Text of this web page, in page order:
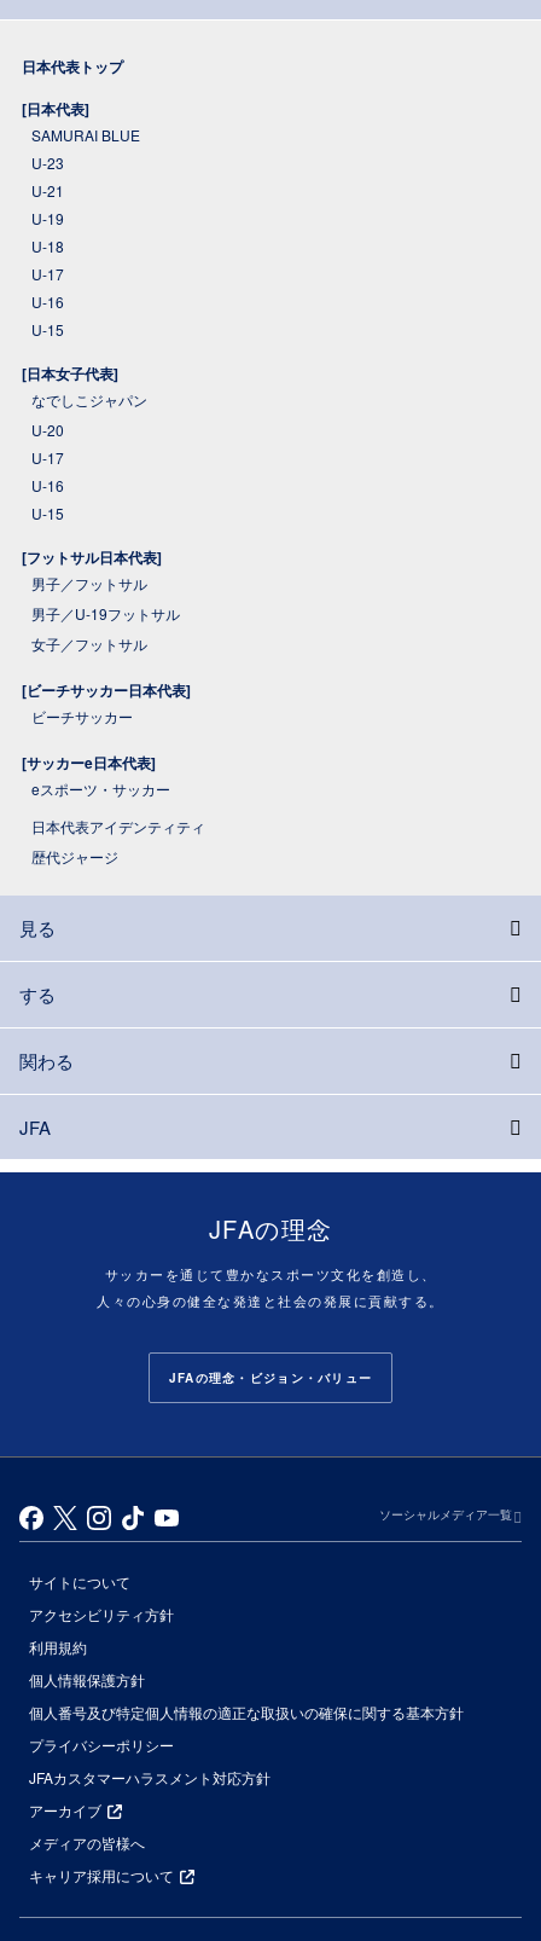
日本代表トップ
[日本代表]
SAMURAI BLUE
U-23
U-21
U-19
U-18
U-17
U-16
U-15
[日本女子代表]
なでしこジャパン
U-20
U-17
U-16
U-15
[フットサル日本代表]
男子／フットサル
男子／U-19フットサル
女子／フットサル
[ビーチサッカー日本代表]
ビーチサッカー
[サッカーe日本代表]
eスポーツ・サッカー
日本代表アイデンティティ
歴代ジャージ
見る
する
関わる
JFA
JFAの理念
サッカーを通じて豊かなスポーツ文化を創造し、
人々の心身の健全な発達と社会の発展に貢献する。
JFAの理念・ビジョン・バリュー
ソーシャルメディア一覧
サイトについて
アクセシビリティ方針
利用規約
個人情報保護方針
個人番号及び特定個人情報の適正な取扱いの確保に関する基本方針
プライバシーポリシー
JFAカスタマーハラスメント対応方針
アーカイブ
メディアの皆様へ
キャリア採用について